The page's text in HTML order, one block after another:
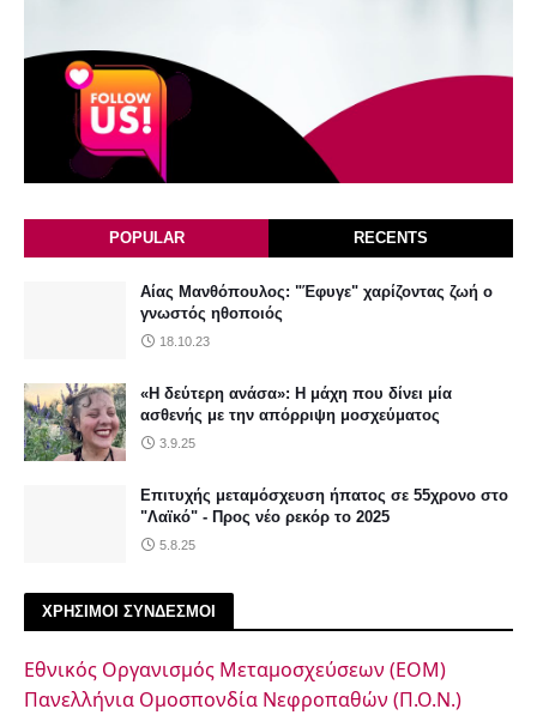
POPULAR RECENTS
Αίας Μανθόπουλος: "Έφυγε" χαρίζοντας ζωή ο
γνωστός ηθοποιός
18.10.23
«Η δεύτερη ανάσα»: Η μάχη που δίνει μία
ασθενής με την απόρριψη μοσχεύματος
3.9.25
Επιτυχής μεταμόσχευση ήπατος σε 55χρονο στο
"Λαϊκό" - Προς νέο ρεκόρ το 2025
5.8.25
ΧΡΗΣΙΜΟΙ ΣΥΝΔΕΣΜΟΙ
Εθνικός Οργανισμός Μεταμοσχεύσεων (ΕΟΜ)
Πανελλήνια Ομοσπονδία Νεφροπαθών (Π.Ο.Ν.)